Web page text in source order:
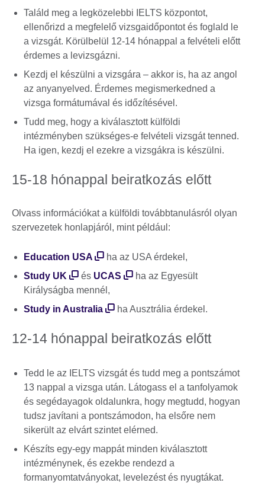
Találd meg a legközelebbi IELTS központot,
ellenőrizd a megfelelő vizsgaidőpontot és foglald le
a vizsgát. Körülbelül 12-14 hónappal a felvételi előtt
érdemes a levizsgázni.
Kezdj el készülni a vizsgára – akkor is, ha az angol
az anyanyelved. Érdemes megismerkedned a
vizsga formátumával és időzítésével.
Tudd meg, hogy a kiválasztott külföldi
intézményben szükséges-e felvételi vizsgát tenned.
Ha igen, kezdj el ezekre a vizsgákra is készülni.
15-18 hónappal beiratkozás előtt
Olvass információkat a külföldi továbbtanulásról olyan
szervezetek honlapjáról, mint például:
Education USA
ha az USA érdekel,
Study UK
és UCAS
ha az Egyesült
Királyságba mennél,
Study in Australia
ha Ausztrália érdekel.
12-14 hónappal beiratkozás előtt
Tedd le az IELTS vizsgát és tudd meg a pontszámot
13 nappal a vizsga után. Látogass el a tanfolyamok
és segédayagok oldalunkra, hogy megtudd, hogyan
tudsz javítani a pontszámodon, ha elsőre nem
sikerült az elvárt szintet elérned.
Készíts egy-egy mappát minden kiválasztott
intézménynek, és ezekbe rendezd a
formanyomtatványokat, levelezést és nyugtákat.